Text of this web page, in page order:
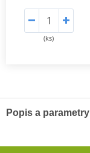
(ks)
Popis a parametry